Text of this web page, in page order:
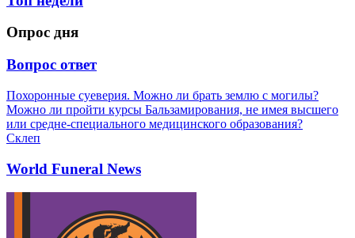
Опрос дня
Вопрос ответ
Похоронные суеверия. Можно ли брать землю с могилы?
Можно ли пройти курсы Бальзамирования, не имея высшего
или средне-специального медицинского образования?
Склеп
World Funeral News